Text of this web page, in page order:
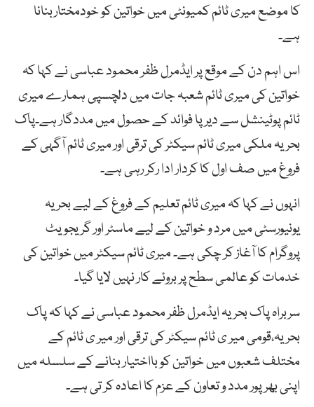
کا موضع میری ٹائم کمیونٹی میں خواتین کو خودمختاربنانا
ہے۔
اس اہم دن کے موقع پر ایڈمرل ظفر محمود عباسی نے کہا کہ
خواتین کی میری ٹائم شعبہ جات میں دلچسپی ہمارے میری
ٹائم پوٹینشل سے دیر پا فوائد کے حصول میں مددگار ہے۔پاک
بحریہ ملکی میری ٹائم سیکٹر کی ترقی اور میری ٹائم آگہی کے
فروغ میں صف اول کا کردار ادا رکر رہی ہے۔
انہوں نے کہا کہ میری ٹائم تعلیم کے فروغ کے لیے بحریہ
یونیورسٹی میں مرد و خواتین کے لیے ماسٹر اور گریجویٹ
پروگرام کا آغاز کر چکی ہے۔ میری ٹائم سیکٹر میں خواتین کی
خدمات کو عالمی سطح پر بروئے کار نہیں لایا گیا۔
سربراہ پاک بحریہ ایڈمرل ظفر محمود عباسی نے کہا کہ پاک
بحریہ،قومی میر ی ٹائم سیکٹر کی ترقی اور میر ی ٹائم کے
مختلف شعبوں میں خواتین کو بااختیار بنانے کے سلسلہ میں
اپنی بھر پور مدد و تعاون کے عزم کا اعادہ کر تی ہے۔